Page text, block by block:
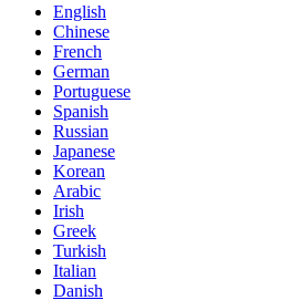
English
Chinese
French
German
Portuguese
Spanish
Russian
Japanese
Korean
Arabic
Irish
Greek
Turkish
Italian
Danish